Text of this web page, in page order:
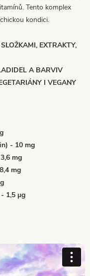
Tento komplex
kondici.
EXTRAKTY,
A BARVIV
I VEGANY
- 10 mg
mg
mg
1,5 µg